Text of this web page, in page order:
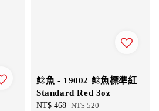
鯰魚 - 19002 鯰魚標準紅
Standard Red 3oz
Sale
NT$ 468 Regular
NT$ 520